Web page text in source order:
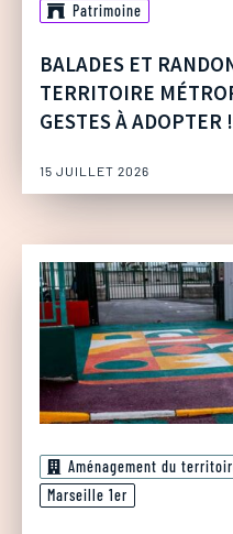
Patrimoine
BALADES ET
TERRITOIRE
GESTES À ADOPTER !
15 JUILLET 2026
Aménagement du
Marseille 1er